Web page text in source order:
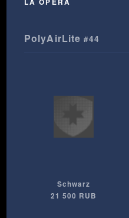
PolyAirLite #44
Schwarz
21 500 RUB